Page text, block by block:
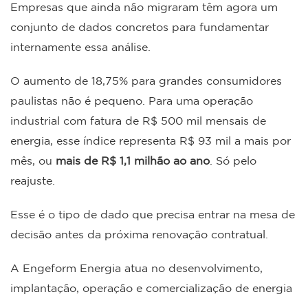
Empresas que ainda não migraram têm agora um
conjunto de dados concretos para fundamentar
internamente essa análise.
O aumento de 18,75% para grandes consumidores
paulistas não é pequeno. Para uma operação
industrial com fatura de R$ 500 mil mensais de
energia, esse índice representa R$ 93 mil a mais por
mês, ou mais de R$ 1,1 milhão ao ano . Só pelo
reajuste.
Esse é o tipo de dado que precisa entrar na mesa de
decisão antes da próxima renovação contratual.
A Engeform Energia atua no desenvolvimento,
implantação, operação e comercialização de energia